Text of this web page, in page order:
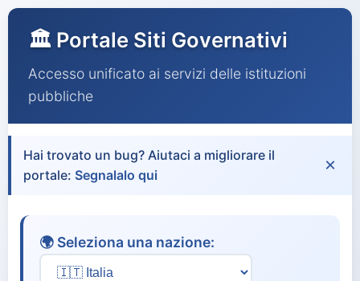
🏛️ Portale Siti Governativi
Accesso unificato ai servizi delle istituzioni
pubbliche
Hai trovato un bug? Aiutaci a migliorare il
portale: Segnalalo qui ×
🌍 Seleziona una nazione: